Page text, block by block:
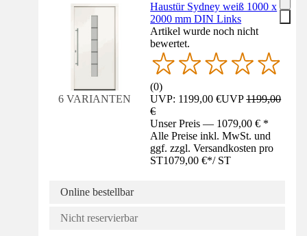
6 VARIANTEN
Haustür Sydney weiß 1000 x
2000 mm DIN Links
Artikel wurde noch nicht
bewertet.
(0)
UVP: 1199,00 €UVP1199,00
€
Unser Preis — 1079,00 € *
Alle Preise inkl. MwSt. und
ggf. zzgl. Versandkosten pro
ST1079,00 €*/ ST
Online bestellbar
Nicht reservierbar